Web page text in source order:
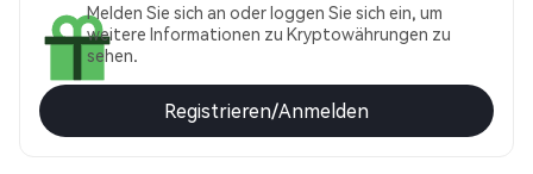
Melden Sie sich an oder loggen Sie sich ein, um
weitere Informationen zu Kryptowährungen zu
sehen.
Registrieren/Anmelden